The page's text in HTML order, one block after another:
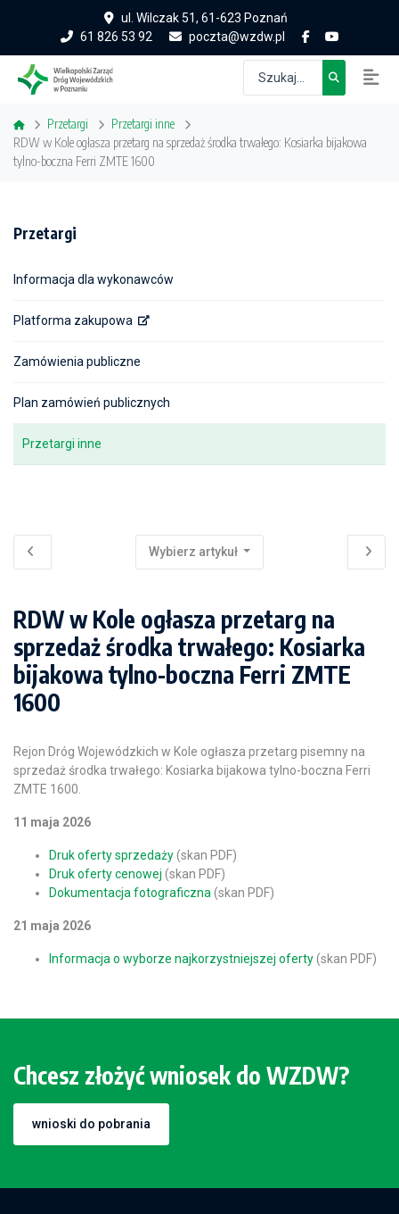
ul. Wilczak 51, 61-623 Poznań
61 826 53 92
poczta@wzdw.pl
Przetargi
Przetargi inne
RDW w Kole ogłasza przetarg na sprzedaż środka trwałego: Kosiarka bijakowa
tylno-boczna Ferri ZMTE 1600
Przetargi
Informacja dla wykonawców
Platforma zakupowa
Zamówienia publiczne
Plan zamówień publicznych
Przetargi inne
Wybierz artykuł
RDW w Kole ogłasza przetarg na
sprzedaż środka trwałego: Kosiarka
bijakowa tylno-boczna Ferri ZMTE
1600
Rejon Dróg Wojewódzkich w Kole ogłasza przetarg pisemny na
sprzedaż środka trwałego: Kosiarka bijakowa tylno-boczna Ferri
ZMTE 1600.
11 maja 2026
Druk oferty sprzedaży(skan PDF)
Druk oferty cenowej (skan PDF)
Dokumentacja fotograficzna (skan PDF)
21 maja 2026
Informacja o wyborze najkorzystniejszej oferty(skan PDF)
Chcesz złożyć wniosek do WZDW?
wnioski do pobrania